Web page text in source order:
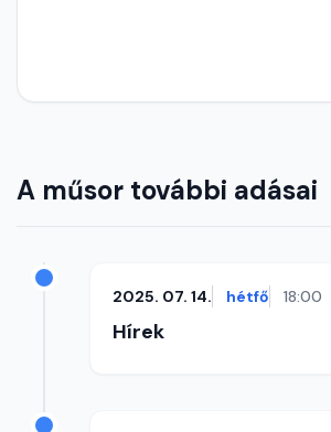
A műsor további adásai
2025. 07. 14. hétfő 18:00
Hírek